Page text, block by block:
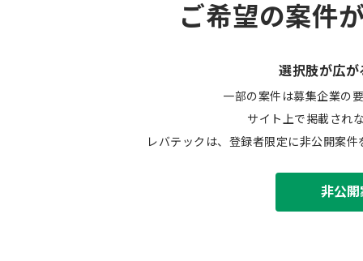
ご希望の案件
選択肢が広が
一部の案件は募集企業の
サイト上で掲載され
レバテックは、登録者限定に非公開案
非公